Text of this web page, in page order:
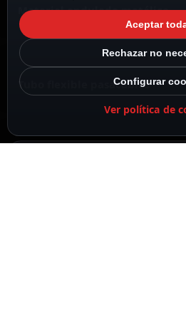
Material ondulado metálico
Tubo flexible pasacables
Aceptar
Rechazar no
Configurar
Ver política de